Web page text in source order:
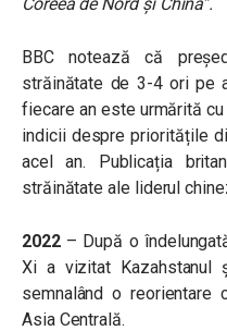
BBC notează că
străinătate de 3-4 ori pe
fiecare an este urmărită
indicii despre prioritățile
acel an. Publicația
străinătate ale liderul
2022– După o
Xi a vizitat Kazahstanul
semnalând o
Asia Centrală.